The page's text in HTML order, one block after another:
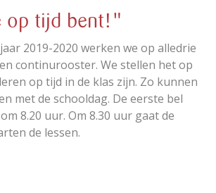
op tijd bent!"
2019-2020 werken we op alledrie
continurooster. We stellen het op
op tijd in de klas zijn. Zo kunnen
met de schooldag. De eerste bel
8.20 uur. Om 8.30 uur gaat de
de lessen.